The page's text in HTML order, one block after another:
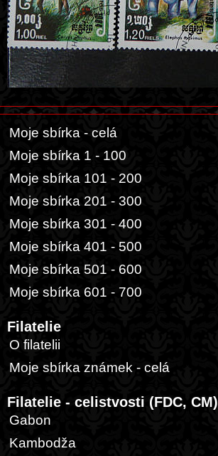
Moje sbírka - celá
Moje sbírka 1 - 100
Moje sbírka 101 - 200
Moje sbírka 201 - 300
Moje sbírka 301 - 400
Moje sbírka 401 - 500
Moje sbírka 501 - 600
Moje sbírka 601 - 700
Filatelie
O filatelii
Moje sbírka známek - celá
Filatelie - celistvosti (FDC, CM)
Gabon
Kambodža